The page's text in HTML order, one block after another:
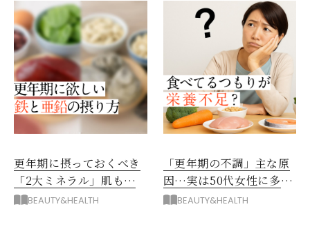
更年期に摂っておくべき
「2大ミネラル」肌も髪
もメンタルも助けるコツ
BEAUTY&HEALTH
「更年期の不調」主な原
因…実は50代女性に多
い“隠れ栄養不足”
BEAUTY&HEALTH